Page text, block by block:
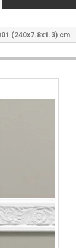
(240x7.8x1.3) cm